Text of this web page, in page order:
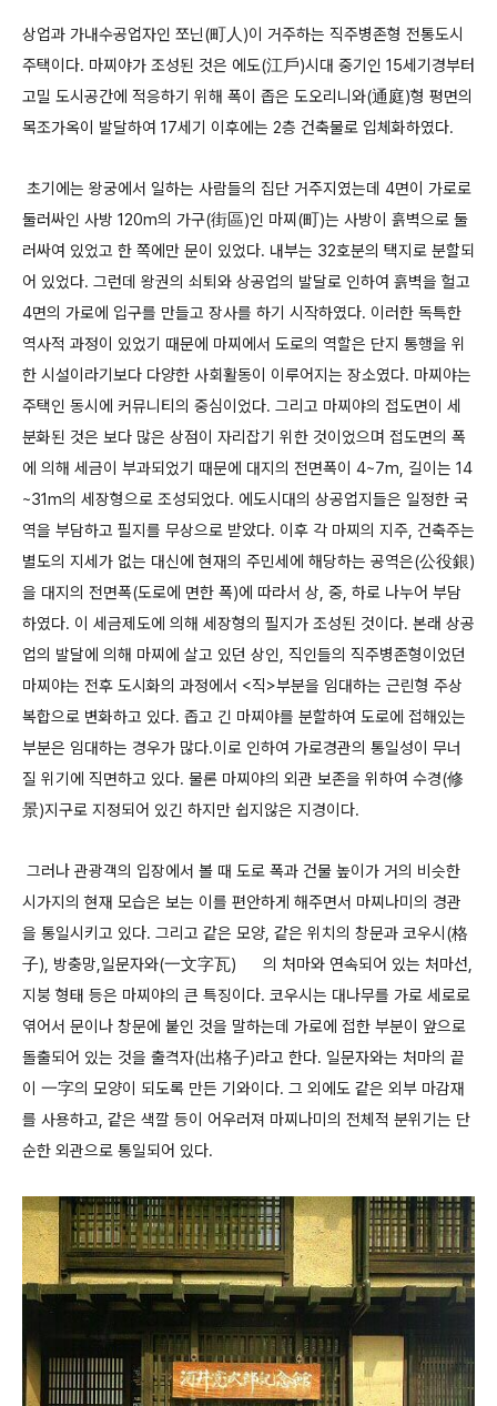
상업과 가내수공업자인 쪼닌(町人)이 거주하는 직주병존형 전통도시
주택이다. 마찌야가 조성된 것은 에도(江戶)시대 중기인 15세기경부터
고밀 도시공간에 적응하기 위해 폭이 좁은 도오리니와(通庭)형 평면의
목조가옥이 발달하여 17세기 이후에는 2층 건축물로 입체화하였다.
초기에는 왕궁에서 일하는 사람들의 집단 거주지였는데 4면이 가로로
둘러싸인 사방 120m의 가구(街區)인 마찌(町)는 사방이 흙벽으로 둘
러싸여 있었고 한 쪽에만 문이 있었다. 내부는 32호분의 택지로 분할되
어 있었다. 그런데 왕권의 쇠퇴와 상공업의 발달로 인하여 흙벽을 헐고
4면의 가로에 입구를 만들고 장사를 하기 시작하였다. 이러한 독특한
역사적 과정이 있었기 때문에 마찌에서 도로의 역할은 단지 통행을 위
한 시설이라기보다 다양한 사회활동이 이루어지는 장소였다. 마찌야는
주택인 동시에 커뮤니티의 중심이었다. 그리고 마찌야의 접도면이 세
분화된 것은 보다 많은 상점이 자리잡기 위한 것이었으며 접도면의 폭
에 의해 세금이 부과되었기 때문에 대지의 전면폭이 4~7m, 길이는 14
~31m의 세장형으로 조성되었다. 에도시대의 상공업지들은 일정한 국
역을 부담하고 필지를 무상으로 받았다. 이후 각 마찌의 지주, 건축주는
별도의 지세가 없는 대신에 현재의 주민세에 해당하는 공역은(公役銀)
을 대지의 전면폭(도로에 면한 폭)에 따라서 상, 중, 하로 나누어 부담
하였다. 이 세금제도에 의해 세장형의 필지가 조성된 것이다. 본래 상공
업의 발달에 의해 마찌에 살고 있던 상인, 직인들의 직주병존형이었던
마찌야는 전후 도시화의 과정에서 <직>부분을 임대하는 근린형 주상
복합으로 변화하고 있다. 좁고 긴 마찌야를 분할하여 도로에 접해있는
부분은 임대하는 경우가 많다.이로 인하여 가로경관의 통일성이 무너
질 위기에 직면하고 있다. 물론 마찌야의 외관 보존을 위하여 수경(修
景)지구로 지정되어 있긴 하지만 쉽지않은 지경이다.
그러나 관광객의 입장에서 볼 때 도로 폭과 건물 높이가 거의 비슷한
시가지의 현재 모습은 보는 이를 편안하게 해주면서 마찌나미의 경관
을 통일시키고 있다. 그리고 같은 모양, 같은 위치의 창문과 코우시(格
子), 방충망,일문자와(一文字瓦) 의 처마와 연속되어 있는 처마선,
지붕 형태 등은 마찌야의 큰 특징이다. 코우시는 대나무를 가로 세로로
엮어서 문이나 창문에 붙인 것을 말하는데 가로에 접한 부분이 앞으로
돌출되어 있는 것을 출격자(出格子)라고 한다. 일문자와는 처마의 끝
이 一字의 모양이 되도록 만든 기와이다. 그 외에도 같은 외부 마감재
를 사용하고, 같은 색깔 등이 어우러져 마찌나미의 전체적 분위기는 단
순한 외관으로 통일되어 있다.